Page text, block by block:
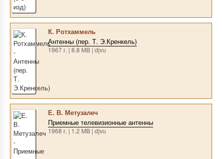
К. Ротхаммель
Антенны (пер. Т. Э.Кренкель)
1967 г. | 8.8 MB | djvu
Е. В. Метузалеч
Приемные телевизионные антенны
1968 г. | 1.2 MB | djvu